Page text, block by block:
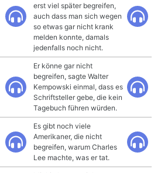
erst viel später begreifen,
auch dass man sich wegen
so etwas gar nicht krank
melden konnte, damals
jedenfalls noch nicht.
Er könne gar nicht
begreifen, sagte Walter
Kempowski einmal, dass es
Schriftsteller gebe, die kein
Tagebuch führen würden.
Es gibt noch viele
Amerikaner, die nicht
begreifen, warum Charles
Lee machte, was er tat.